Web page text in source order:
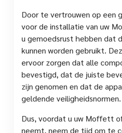
Door te vertrouwen op een
voor de installatie van uw
u gemoedsrust hebben dat
kunnen worden gebruikt.
ervoor zorgen dat alle
bevestigd, dat de juiste
zijn genomen en dat de
geldende veiligheidsnormen.
Dus, voordat u uw Moffett
neemt, neem de tijd om te